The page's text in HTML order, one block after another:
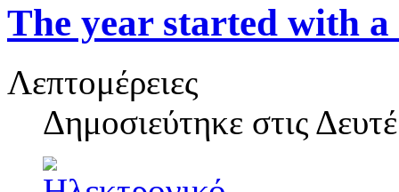
The year started with
Λεπτομέρειες
Δημοσιεύτηκε στις